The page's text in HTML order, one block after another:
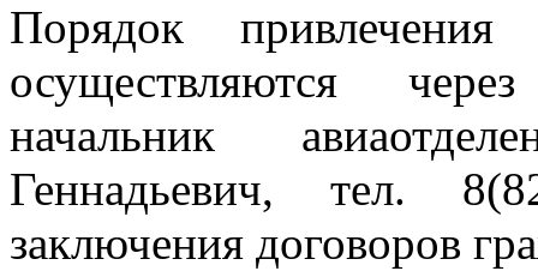
Порядок
осуществляются
начальник
Геннадьевич, тел.
заключения договоров